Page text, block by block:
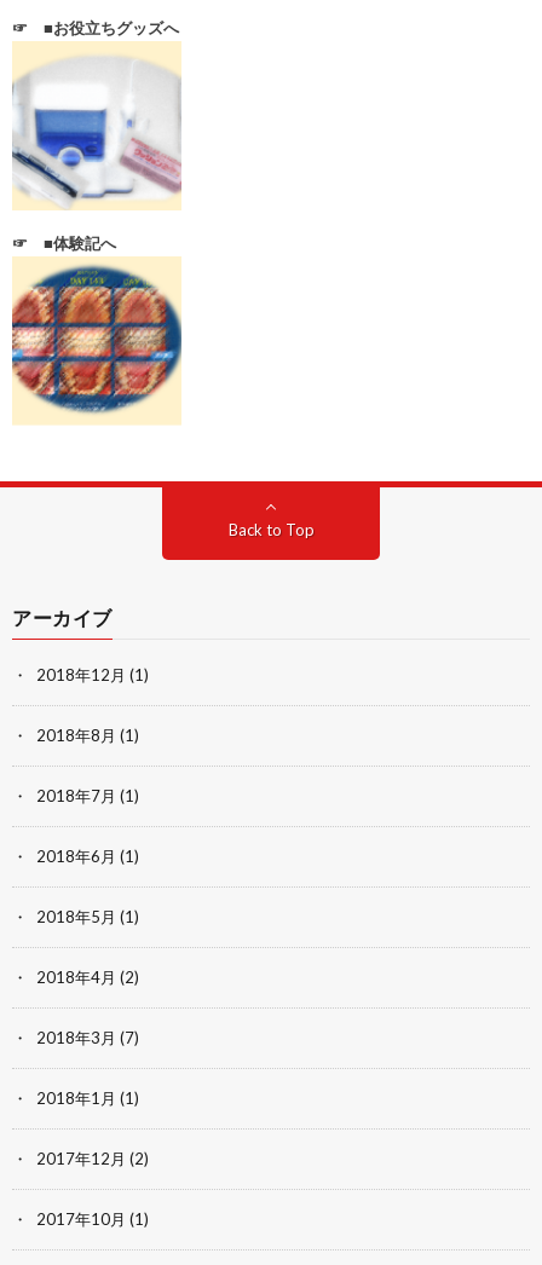
☞ ■お役立ちグッズへ
☞ ■体験記へ
Back to Top
アーカイブ
2018年12月 (1)
2018年8月 (1)
2018年7月 (1)
2018年6月 (1)
2018年5月 (1)
2018年4月 (2)
2018年3月 (7)
2018年1月 (1)
2017年12月 (2)
2017年10月 (1)